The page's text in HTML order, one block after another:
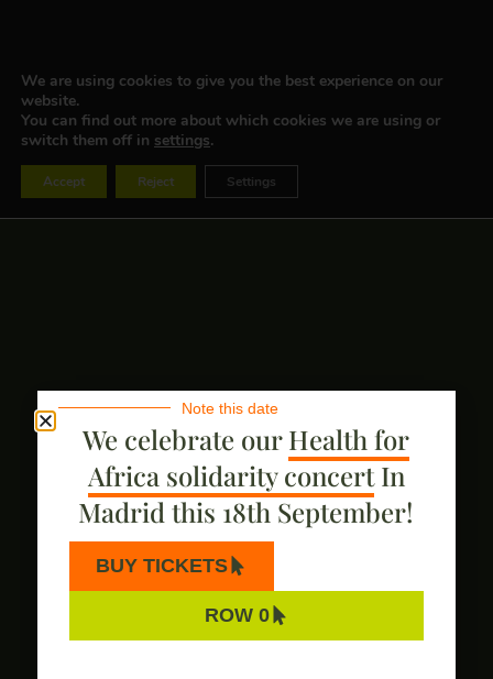
BECOME A PARTNER
We are using cookies to give you the best experience on our
website.
You can find out more about which cookies we are using or
switch them off in settings.
Accept Reject Settings
Note this date
We celebrate ourHealth for
Africa solidarity concertIn
Madrid this 18th September!
BUY TICKETS
ROW 0